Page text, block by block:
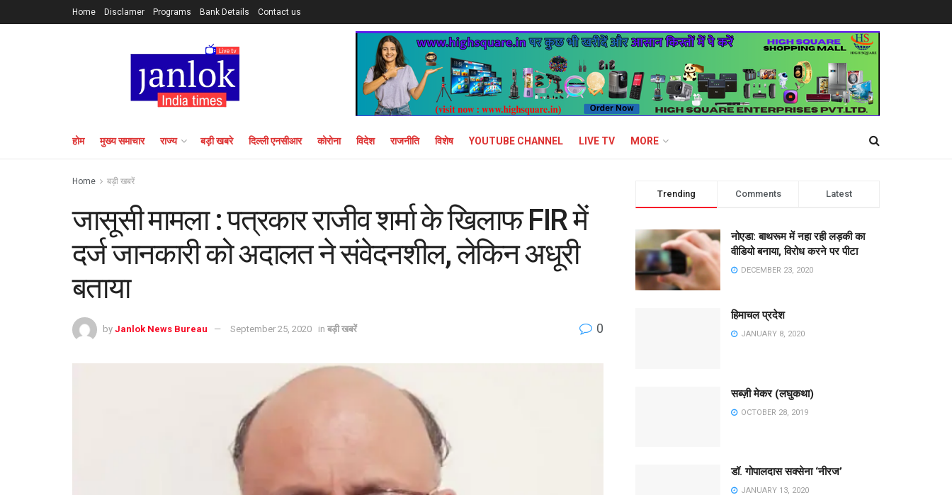
Home Disclamer Programs Bank Details Contact us
होम मुख्य समाचार राज्य बड़ी खबरे दिल्ली एनसीआर कोरोना विदेश राजनीति विशेष YOUTUBE CHANNEL LIVE TV MORE
Home बड़ी खबरें
जासूसी मामला : पत्रकार राजीव शर्मा के खिलाफ FIR में
दर्ज जानकारी को अदालत ने संवेदनशील, लेकिन अधूरी
बताया
by Janlok News Bureau September 25, 2020 in बड़ी खबरें 0
Trending Comments Latest
नोएडा: बाथरूम में नहा रही लड़की का
वीडियो बनाया, विरोध करने पर पीटा
DECEMBER 23, 2020
हिमाचल प्रदेश
JANUARY 8, 2020
सब्ज़ी मेकर (लघुकथा)
OCTOBER 28, 2019
डॉ. गोपालदास सक्सेना ‘नीरज’
JANUARY 13, 2020